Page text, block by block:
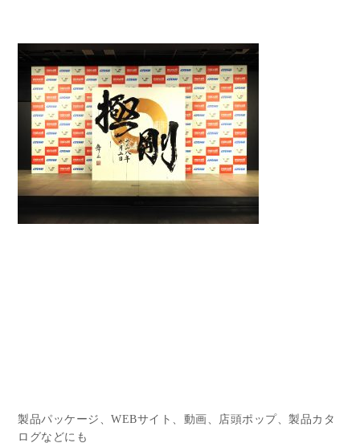
製品パッケージ、WEBサイト、動画、店頭ポップ、製品カタ
ログなどにも